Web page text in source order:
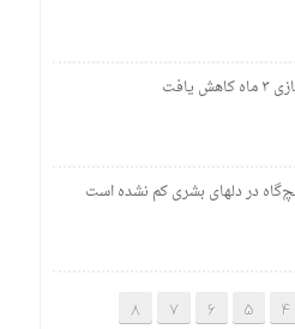
یافت
در دل‏های بشری کم نشده است
4
5
6
7
8